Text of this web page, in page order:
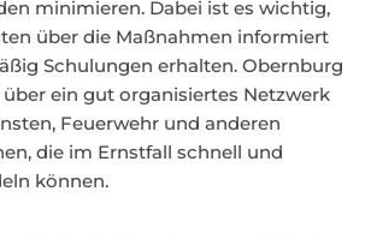
minimieren. Dabei ist es wichtig,
über die Maßnahmen informiert
Schulungen erhalten. Obernburg
ein gut organisiertes Netzwerk
Feuerwehr und anderen
die im Ernstfall schnell und
können.